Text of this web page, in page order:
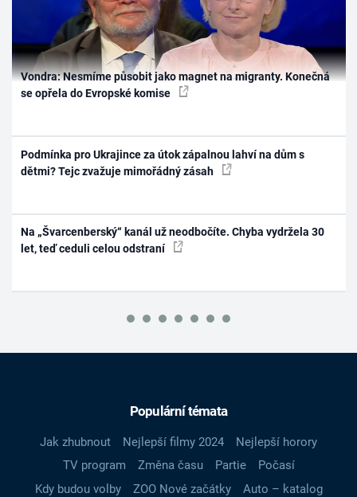
Vondra: Nesmíme působit jako magnet na migranty. Konečná
se opřela do Evropské komise
Podmínka pro Ukrajince za útok zápalnou lahví na dům s
dětmi? Tejc zvažuje mimořádný zásah
Na „Švarcenberský“ kanál už neodbočíte. Chyba vydržela 30
let, teď ceduli celou odstraní
Populární témata
Jak zhubnout Nejlepší filmy 2024
Nejlepší horory
TV program
Změna času Partie
Počasí
Kdy budou volby
ZOO Nové začátky
Auto – katalog